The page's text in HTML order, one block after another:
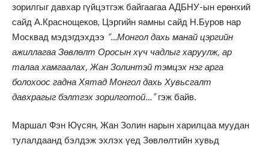
зорилгыг давхар гүйцэтгэж байгаагаа АДБНУ-ын ерөнхий
сайд А.Краснощеков, Цэргийн яамны сайд Н.Буров нар
Москвад мэдэгдэхдээ “…Монгол дахь манай цэргийн
ажиллагаа Зөвлөлт Оросын хүч чадлыг харуулж, ар
талаа хамгаалах, Жан Золинтэй тэмцэх нэг арга
болохоос гадна Хятад Монгол дахь Хувьсгалт
давхрагыг бэлтгэх зорилготой…”гэж байв.
Маршал Фэн Юүсян, Жан Золин нарын харилцаа муудан
тулалдаанд бэлдэж эхлэх үед Зөвлөлтийн хувьд